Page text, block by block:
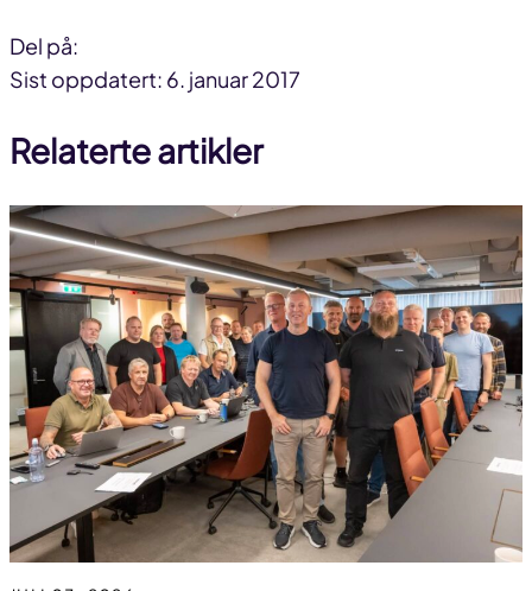
Del på:
Del
facebook
Del
linkedin
Del
Sist oppdatert: 6. januar 2017
Relaterte artikler